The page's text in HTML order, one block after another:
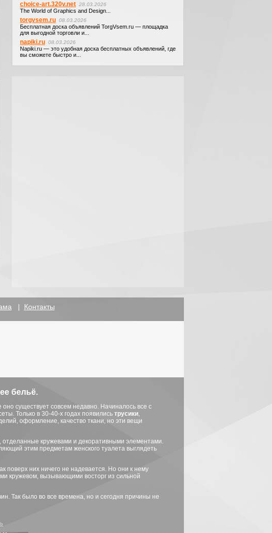
choice-art.320v.net 28.03.2026
The World of Graphics and Design...
torgvsem.ru 08.03.2026
Бесплатная доска объявлений TorgVsem.ru — площадка
для выгодной торговли и...
napiki.ru 08.03.2026
Napiki.ru — это удобная доска бесплатных объявлений, где
вы сможете быстро и...
| Контакты
бельё.
существует совсем недавно. Начиналось все с
Только в 30-40-х годах появились трусики,
оформление, качество ткани, но эти вещи
кружевами и декоративными элементами.
этим предметам женского туалета выглядеть
поверх них ничего не надевается. Но они к нему
кружевом, вызывающими восторг из сильной
Так было во все времена, но и сегодня причины не